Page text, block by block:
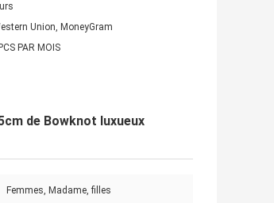
Union, MoneyGram
PAR MOIS
de Bowknot luxueux
Femmes, Madame, filles